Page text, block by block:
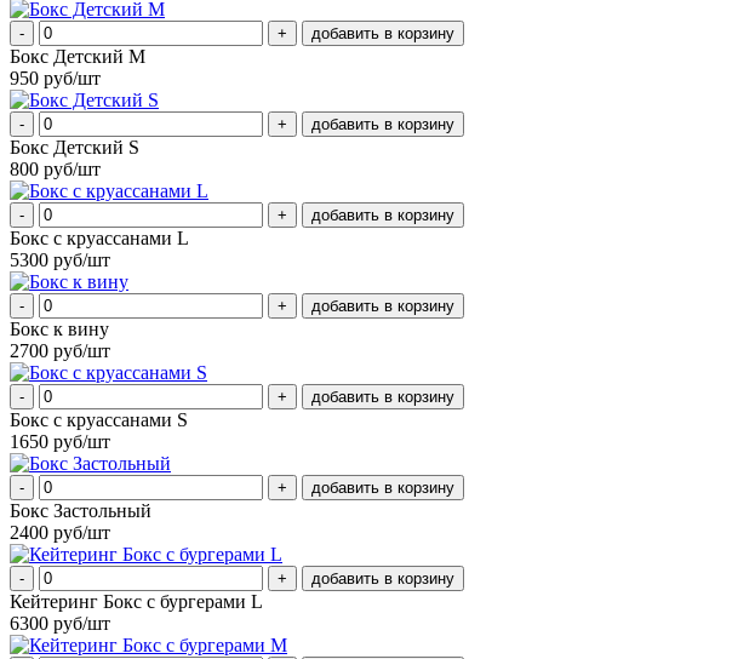
- +
Бокс Детский М
950 руб/шт
- +
Бокс Детский S
800 руб/шт
- +
Бокс с круассанами L
5300 руб/шт
- +
Бокс к вину
2700 руб/шт
- +
Бокс с круассанами S
1650 руб/шт
- +
Бокс Застольный
2400 руб/шт
- +
Кейтеринг Бокс с бургерами L
6300 руб/шт